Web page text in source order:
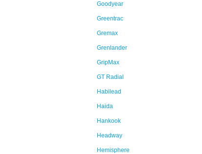
Goodyear
Greentrac
Gremax
Grenlander
GripMax
GT Radial
Habilead
Haida
Hankook
Headway
Hemisphere